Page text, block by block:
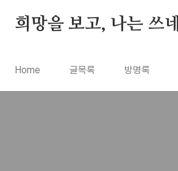
희망을 보고, 나는 쓰네
Home 글목록 방명록